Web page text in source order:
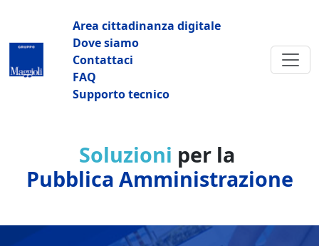
Navigazione principale
Area cittadinanza digitale
Dove siamo
Contattaci
FAQ
Supporto tecnico
Soluzioni per la
Pubblica Amministrazione